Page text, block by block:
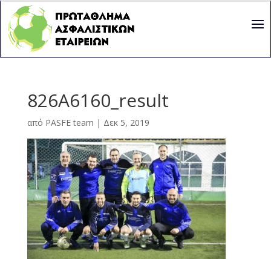
826A6160_result
από PASFE team | Δεκ 5, 2019